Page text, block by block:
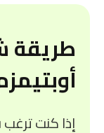
طريقة
إذا كنت